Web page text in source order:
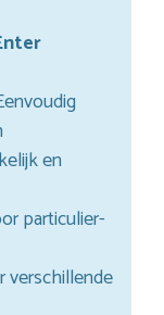
en
particulier-
verschillende